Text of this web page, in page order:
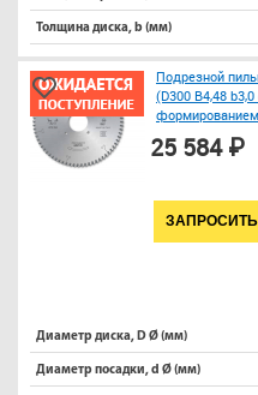
Толщина диска, b (мм)
Подрезной
(D300 B4,48
25 584 ₽
Диаметр диска, D Ø (мм)
Диаметр посадки, d Ø (мм)